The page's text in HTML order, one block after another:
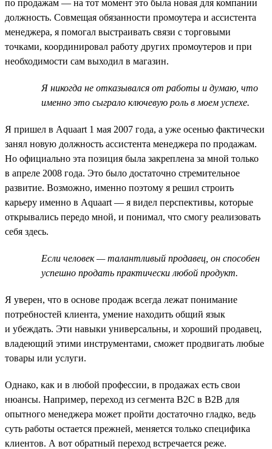
по продажам — на тот момент это была новая для компании
должность. Совмещая обязанности промоутера и ассистента
менеджера, я помогал выстраивать связи с торговыми
точками, координировал работу других промоутеров и при
необходимости сам выходил в магазин.
Я никогда не отказывался от работы и думаю, что
именно это сыграло ключевую роль в моем успехе.
Я пришел в Aquaart 1 мая 2007 года, а уже осенью фактически
занял новую должность ассистента менеджера по продажам.
Но официально эта позиция была закреплена за мной только
в апреле 2008 года. Это было достаточно стремительное
развитие. Возможно, именно поэтому я решил строить
карьеру именно в Aquaart — я видел перспективы, которые
открывались передо мной, и понимал, что смогу реализовать
себя здесь.
Если человек — талантливый продавец, он способен
успешно продать практически любой продукт.
Я уверен, что в основе продаж всегда лежат понимание
потребностей клиента, умение находить общий язык
и убеждать. Эти навыки универсальны, и хороший продавец,
владеющий этими инструментами, сможет продвигать любые
товары или услуги.
Однако, как и в любой профессии, в продажах есть свои
нюансы. Например, переход из сегмента B2C в B2B для
опытного менеджера может пройти достаточно гладко, ведь
суть работы остается прежней, меняется только специфика
клиентов. А вот обратный переход встречается реже.